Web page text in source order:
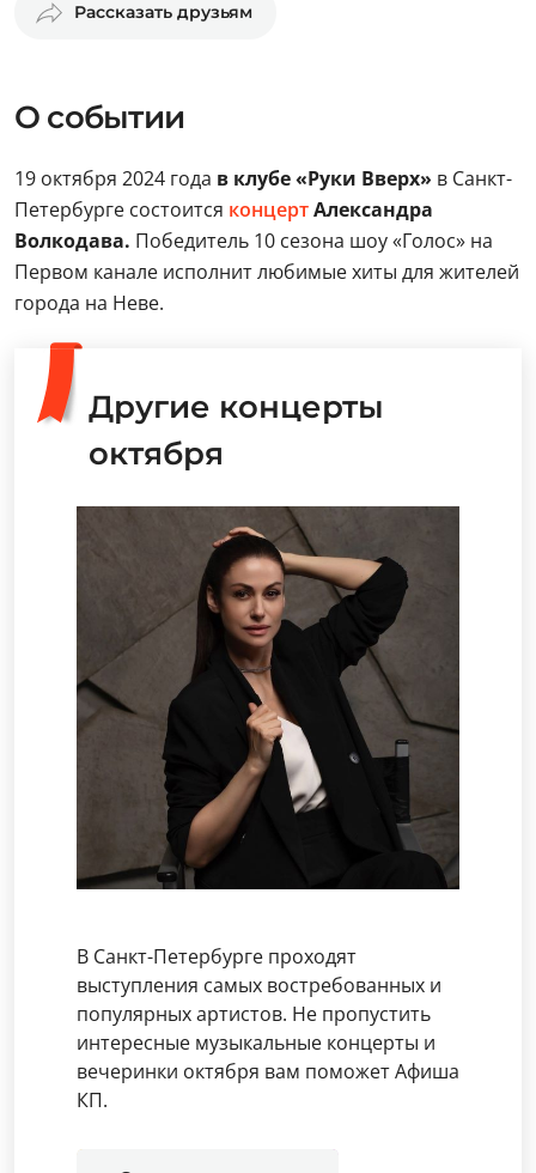
Рассказать друзьям
О событии
19 октября 2024 года в клубе «Руки Вверх» в Санкт-
Петербурге состоится концертАлександра
Волкодава. Победитель 10 сезона шоу «Голос» на
Первом канале исполнит любимые хиты для жителей
города на Неве.
Другие концерты
октября
В Санкт-Петербурге проходят
выступления самых востребованных и
популярных артистов. Не пропустить
интересные музыкальные концерты и
вечеринки октября вам поможет Афиша
КП.